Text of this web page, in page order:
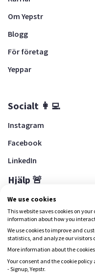
Om Yepstr
Blogg
För företag
Yeppar
Socialt 👩‍💻
Instagram
Facebook
LinkedIn
Hjälp 🚨
Hjälpcenter
Ladda ned Yepstr
Ladda ned Yepstr
We use cookies
This website saves cookies on
information about how you
We use cookies to improve and
statistics, and analyze our visitors
More information about the
Your consent and the cookie policy
- Signup, Yepstr.